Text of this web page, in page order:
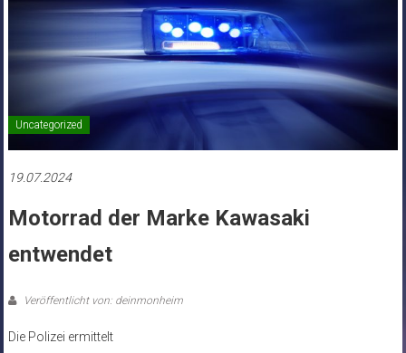
Uncategorized
19.07.2024
Motorrad der Marke Kawasaki
entwendet
Veröffentlicht von: deinmonheim
Die Polizei ermittelt